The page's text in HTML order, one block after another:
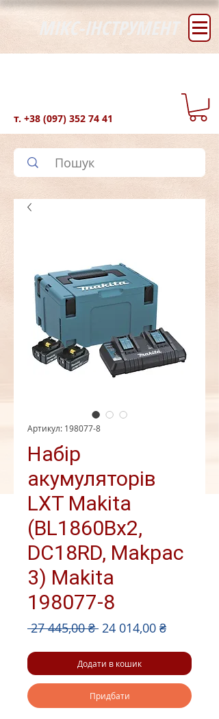
МІКС-ІНСТРУМЕНТ
т. +38 (097) 352 74 41
Артикул: 198077-8
Набір
акумуляторів
LXT Makita
(BL1860Bx2,
DC18RD, Makpac
3) Makita
198077-8
27 445,00 ₴ Звичайна
24 014,00 ₴За
Додати в кошик
Придбати